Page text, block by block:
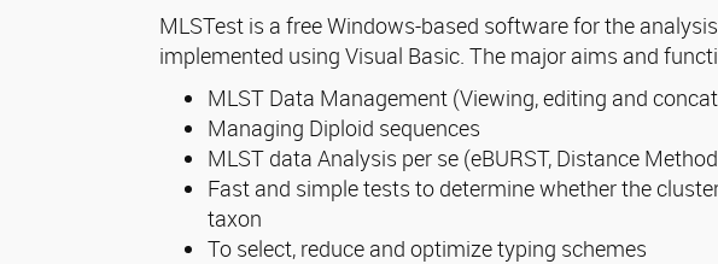
MLSTest is a free Windows-based software for the
implemented using Visual Basic. The major aims and
MLST Data Management (Viewing, editing and
Managing Diploid sequences
MLST data Analysis per se (eBURST, Distance
Fast and simple tests to determine whether the
taxon
To select, reduce and optimize typing schemes